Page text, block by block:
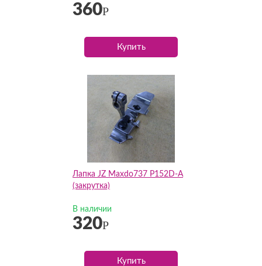
360Р
Купить
Лапка JZ Maxdo737 P152D-A
(закрутка)
В наличии
320Р
Купить